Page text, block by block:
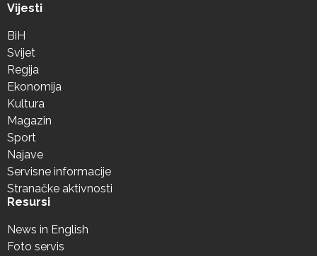
Vijesti
BiH
Svijet
Regija
Ekonomija
Kultura
Magazin
Sport
Najave
Servisne informacije
Stranačke aktivnosti
Resursi
News in English
Foto servis